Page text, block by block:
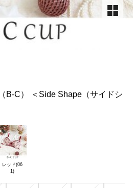
B-C） ＜Side Shape（サイドシ
レッド(06